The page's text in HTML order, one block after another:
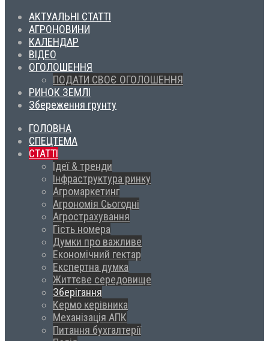
АКТУАЛЬНІ СТАТТІ
АГРОНОВИНИ
КАЛЕНДАР
ВІДЕО
ОГОЛОШЕННЯ
ПОДАТИ СВОЄ ОГОЛОШЕННЯ
РИНОК ЗЕМЛІ
Збереження грунту
ГОЛОВНА
СПЕЦТЕМА
СТАТТІ
Ідеї & тренди
Інфраструктура ринку
Агромаркетинг
Агрономія Сьогодні
Агрострахування
Гість номера
Думки про важливе
Економічний гектар
Експертна думка
Життєве середовище
Зберігання
Кермо керівника
Механізація АПК
Питання бухгалтерії